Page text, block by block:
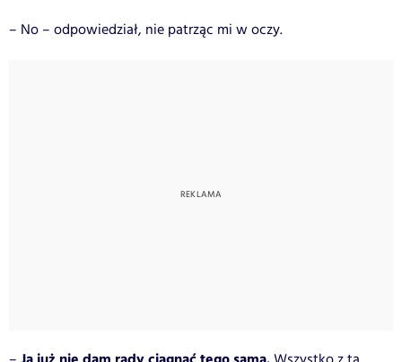
– No – odpowiedział, nie patrząc mi w oczy.